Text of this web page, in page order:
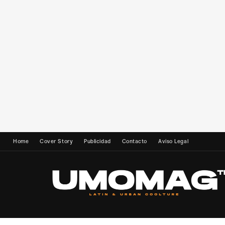
Home Cover Story Publicidad Contacto Aviso Legal